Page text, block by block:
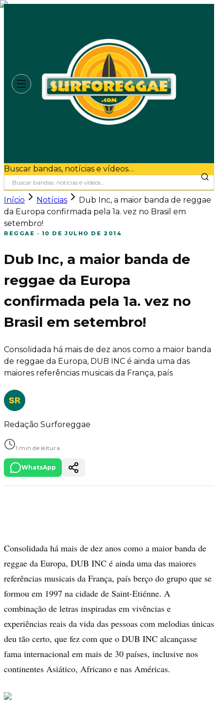
Buscar bandas, notícias e vídeos…
Início Notícias
Dub Inc, a maior banda de reggae
da Europa confirmada pela 1a. vez no Brasil em
setembro!
REGGAE · 10 DE JULHO DE 2014
Dub Inc, a maior banda de
reggae da Europa
confirmada pela 1a. vez no
Brasil em setembro!
Consolidada há mais de dez anos como a maior banda
de reggae da Europa, DUB INC é ainda uma das
maiores referências musicais da França, país
SR
Redação Surforeggae
1 min de leitura
WhatsApp
Consolidada há mais de dez anos como a maior banda de
reggae da Europa, DUB INC é ainda uma das maiores
referências musicais da França, país berço do grupo que se
formou em 1997 na cidade de Saint-Etiénne. A
combinação de letras inspiradas em vivências e
experiências reais da vida das pessoas com melodias únicas
deu tão certo, que fez com que o DUB INC alcançasse
fama internacional em mais de 30 países, inclusive nos
continentes Asiático, Africano e nas Américas.